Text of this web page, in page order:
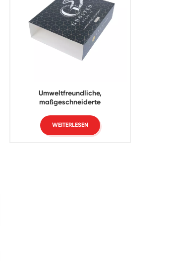
Umweltfreundliche,
maßgeschneiderte
handwerklichem Papier, faltbare
Papierkartenhüllen
WEITERLESEN